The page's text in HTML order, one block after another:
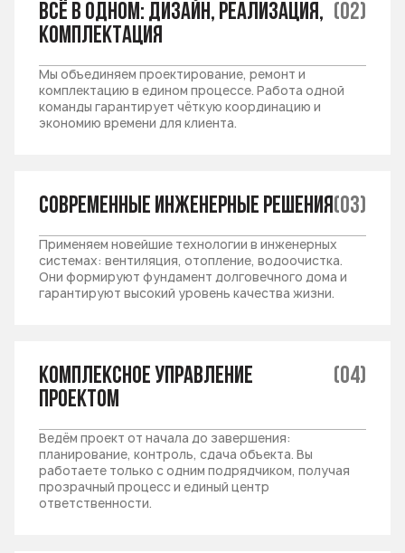
Всё в одном: дизайн, реализация,
комплектация
(02)
Мы объединяем проектирование, ремонт и
комплектацию в едином процессе. Работа одной
команды гарантирует чёткую координацию и
экономию времени для клиента.
Современные инженерные решения(03)
Применяем новейшие технологии в инженерных
системах: вентиляция, отопление, водоочистка.
Они формируют фундамент долговечного дома и
гарантируют высокий уровень качества жизни.
Комплексное управление
проектом
(04)
Ведём проект от начала до завершения:
планирование, контроль, сдача объекта. Вы
работаете только с одним подрядчиком, получая
прозрачный процесс и единый центр
ответственности.